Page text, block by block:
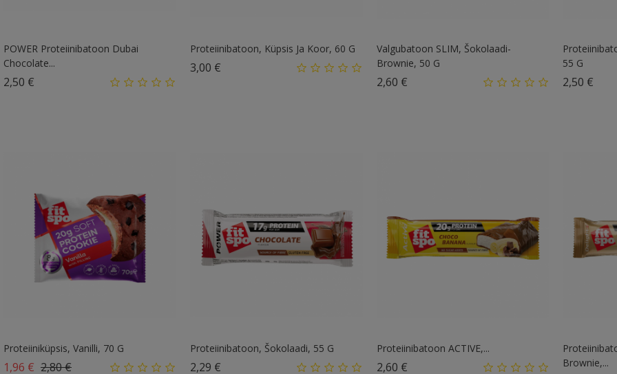
POWER Proteiinibatoon Dubai
Chocolate...
2,50 €
Proteiinibatoon, Küpsis Ja Koor, 60 G
3,00 €Hind
Valgubatoon SLIM, Šokolaadi-
Brownie, 50 G
2,60 €Hind
55 G
2,50 €
Proteiiniküpsis, Vanilli, 70 G
1,96 € Tavahind
2,80 €Hind
Proteiinibatoon, Šokolaadi, 55 G
2,29 €Hind
Proteiinibatoon ACTIVE,...
2,60 €Hind
Brownie,...